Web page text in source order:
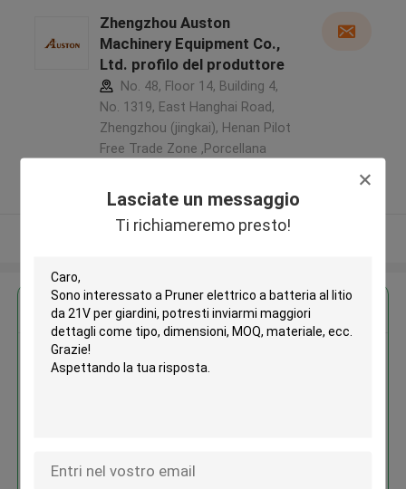
Lasciate un messaggio
Ti richiameremo presto!
Zhengzhou Auston
Machinery Equipment Co.,
Ltd. profilo del produttore
No. 48, Floor 14, Building 4,
No. 1319, East Hanghai Road,
Zhengzhou (jingkai), Henan Pilot
Free Trade Zone ,Porcellana
Fornitore verificato
Osservi più
Ottieni il miglior prezzo per
Pruner elettrico a batteria al litio